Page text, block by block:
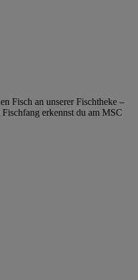
Fisch an unserer Fischtheke –
erkennst du am MSC